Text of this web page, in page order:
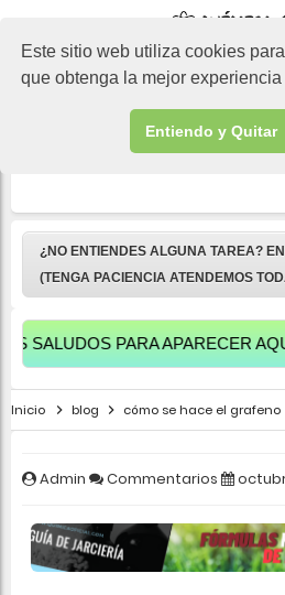
Este sitio web utiliza cookies
que obtenga la mejor experiencia
Entiendo y Quitar
▷ GRAFENO
¿NO ENTIENDES ALGUNA TAREA?
(TENGA PACIENCIA ATENDEMOS
PARA APARECER AQUÍ
Inicio blog cómo se hace el grafeno
Admin Commentarios